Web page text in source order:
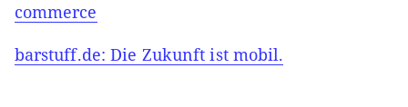
commerce
barstuff.de: Die Zukunft ist mobil.